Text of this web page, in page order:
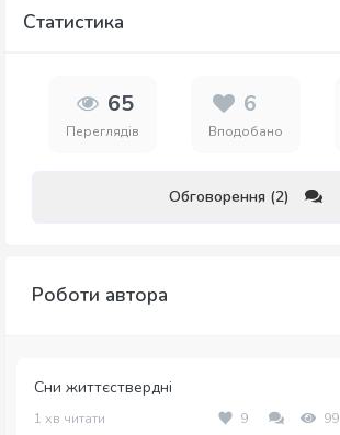
Статистика
65
Переглядів
6
Вподобано
Обговорення (2)
Роботи автора
Сни життєствердні
1 хв читати 9 99